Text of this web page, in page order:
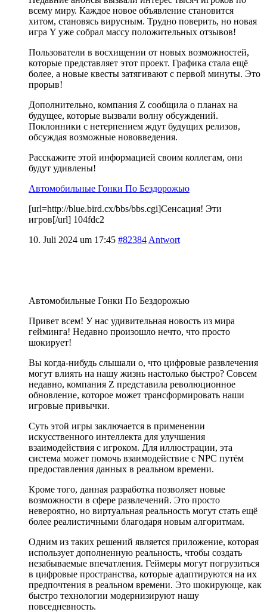
всему миру. Каждое новое объявление становится
хитом, становясь вирусным. Трудно поверить, но новая
игра Y уже собрал массу положительных отзывов!
Пользователи в восхищении от новых возможностей,
которые представляет этот проект. Графика стала ещё
более, а новые квесты затягивают с первой минуты. Это
прорыв!
Дополнительно, компания Z сообщила о планах на
будущее, которые вызвали волну обсуждений.
Поклонники с нетерпением ждут будущих релизов,
обсуждая возможные нововведения.
Расскажите этой информацией своим коллегам, они
будут удивлены!
Автомобильные Гонки По Бездорожью
[url=http://blue.bird.cx/bbs/bbs.cgi]Сенсация! Эти
игров[/url] 104fdc2
10. Juli 2024 um 17:45 #82384 Antwort
Автомобильные Гонки По Бездорожью
Привет всем! У нас удивительная новость из мира
гейминга! Недавно произошло нечто, что просто
шокирует!
Вы когда-нибудь слышали о, что цифровые развлечения
могут влиять на нашу жизнь настолько быстро? Совсем
недавно, компания Z представила революционное
обновление, которое может трансформировать наши
игровые привычки.
Суть этой игры заключается в применении
искусственного интеллекта для улучшения
взаимодействия с игроком. Для иллюстрации, эта
система может помочь взаимодействие с NPC путём
предоставления данных в реальном времени.
Кроме того, данная разработка позволяет новые
возможности в сфере развлечений. Это просто
невероятно, но виртуальная реальность могут стать ещё
более реалистичными благодаря новым алгоритмам.
Одним из таких решений является приложение, которая
использует дополненную реальность, чтобы создать
незабываемые впечатления. Геймеры могут погрузиться
в цифровые пространства, которые адаптируются на их
предпочтения в реальном времени. Это шокирующе, как
быстро технологии модернизируют нашу
повседневность.